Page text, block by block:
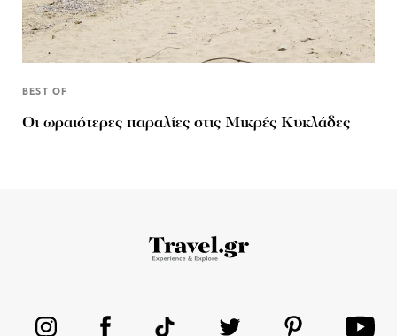
BEST OF
Οι ωραιότερες παραλίες στις Μικρές Κυκλάδες